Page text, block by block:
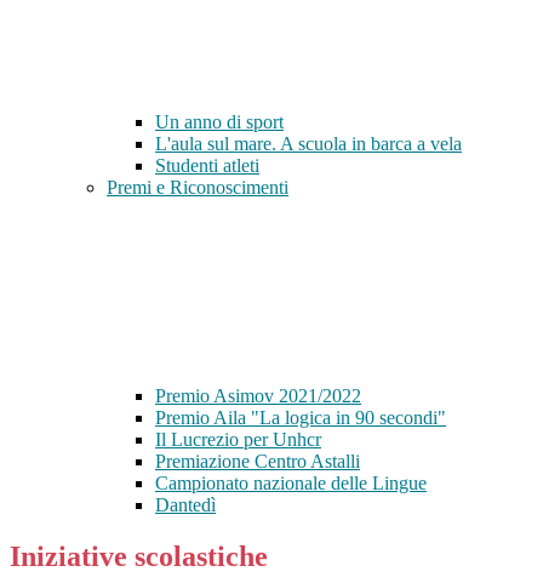
Un anno di sport
L'aula sul mare. A scuola in barca a vela
Studenti atleti
Premi e Riconoscimenti
Premio Asimov 2021/2022
Premio Aila "La logica in 90 secondi"
Il Lucrezio per Unhcr
Premiazione Centro Astalli
Campionato nazionale delle Lingue
Dantedì
Iniziative scolastiche